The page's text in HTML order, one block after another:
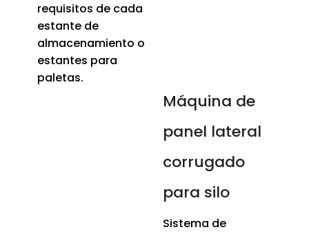
requisitos de cada
estante de
almacenamiento o
estantes para
paletas.
Máquina de
panel lateral
corrugado
para silo
Sistema de